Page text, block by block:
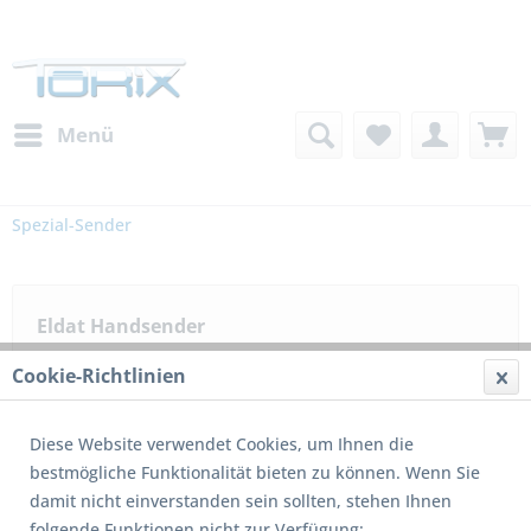
Menü
Spezial-Sender
Eldat Handsender
Cookie-Richtlinien
Diese Website verwendet Cookies, um Ihnen die
bestmögliche Funktionalität bieten zu können. Wenn Sie
damit nicht einverstanden sein sollten, stehen Ihnen